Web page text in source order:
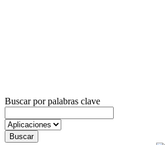
Buscar por palabras clave